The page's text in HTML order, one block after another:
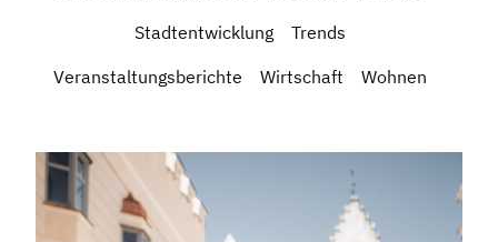
Stadtentwicklung
Trends
Veranstaltungsberichte
Wirtschaft Wohnen